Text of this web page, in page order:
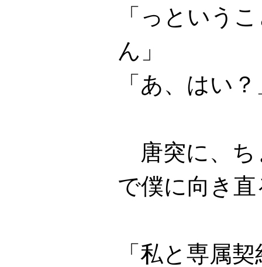
「っという
ん」
「あ、はい
唐突に、ち
で僕に向き
「私と専属